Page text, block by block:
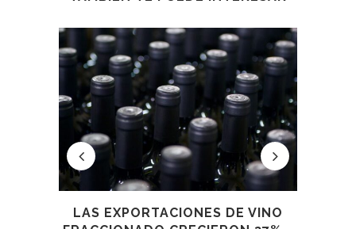
LAS EXPORTACIONES DE VINO